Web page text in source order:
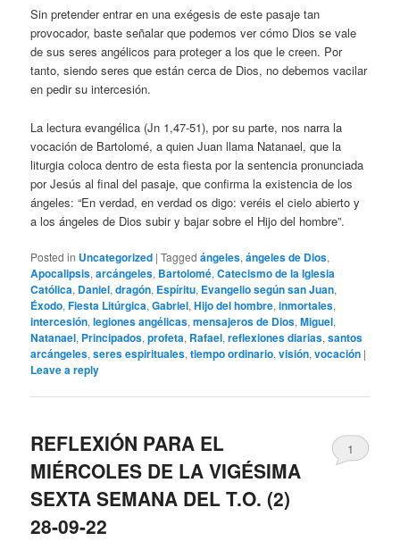
Sin pretender entrar en una exégesis de este pasaje tan
provocador, baste señalar que podemos ver cómo Dios se vale
de sus seres angélicos para proteger a los que le creen. Por
tanto, siendo seres que están cerca de Dios, no debemos vacilar
en pedir su intercesión.
La lectura evangélica (Jn 1,47-51), por su parte, nos narra la
vocación de Bartolomé, a quien Juan llama Natanael, que la
liturgia coloca dentro de esta fiesta por la sentencia pronunciada
por Jesús al final del pasaje, que confirma la existencia de los
ángeles: “En verdad, en verdad os digo: veréis el cielo abierto y
a los ángeles de Dios subir y bajar sobre el Hijo del hombre”.
Posted in Uncategorized |Tagged ángeles,ángeles de Dios,
Apocalipsis,arcángeles, Bartolomé,Catecismo de la Iglesia
Católica, Daniel,dragón, Espíritu, Evangelio según san Juan,
Éxodo,Fiesta Litúrgica,Gabriel,Hijo del hombre,inmortales,
intercesión,legiones angélicas,mensajeros de Dios,Miguel,
Natanael, Principados,profeta, Rafael,reflexiones diarias,santos
arcángeles,seres espirituales,tiempo ordinario,visión,vocación |
Leave a reply
REFLEXIÓN PARA EL
MIÉRCOLES DE LA VIGÉSIMA
SEXTA SEMANA DEL T.O. (2)
28-09-22
1